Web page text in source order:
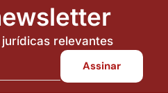
relevantes